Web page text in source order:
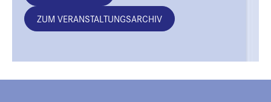
ZUM VERANSTALTUNGSARCHIV